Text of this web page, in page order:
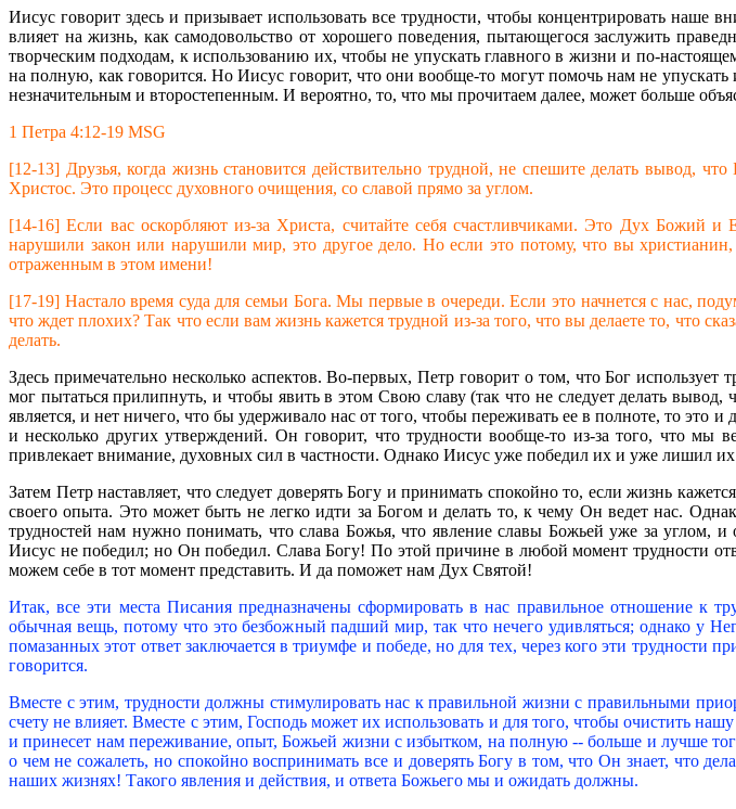
Иисус говорит здесь и призывает использовать все трудности, чтобы концентрировать наше
влияет на жизнь, как самодовольство от хорошего поведения, пытающегося заслужить
творческим подходам, к использованию их, чтобы не упускать главного в жизни и по-
на полную, как говорится. Но Иисус говорит, что они вообще-то могут помочь нам не
незначительным и второстепенным. И вероятно, то, что мы прочитаем далее, может больше
1 Петра 4:12-19 MSG
[12-13] Друзья, когда жизнь становится действительно трудной, не спешите делать вывод,
Христос. Это процесс духовного очищения, со славой прямо за углом.
[14-16] Если вас оскорбляют из-за Христа, считайте себя счастливчиками. Это Дух
нарушили закон или нарушили мир, это другое дело. Но если это потому, что вы
отраженным в этом имени!
[17-19] Настало время суда для семьи Бога. Мы первые в очереди. Если это начнется с нас,
что ждет плохих? Так что если вам жизнь кажется трудной из-за того, что вы делаете то, что
делать.
Здесь примечательно несколько аспектов. Во-первых, Петр говорит о том, что Бог
мог пытаться прилипнуть, и чтобы явить в этом Свою славу (так что не следует делать
является, и нет ничего, что бы удерживало нас от того, чтобы переживать ее в полноте, то
и несколько других утверждений. Он говорит, что трудности вообще-то из-за того, что
привлекает внимание, духовных сил в частности. Однако Иисус уже победил их и уже лишил
Затем Петр наставляет, что следует доверять Богу и принимать спокойно то, если жизнь
своего опыта. Это может быть не легко идти за Богом и делать то, к чему Он ведет нас.
трудностей нам нужно понимать, что слава Божья, что явление славы Божьей уже за углом,
Иисус не победил; но Он победил. Слава Богу! По этой причине в любой момент трудности
можем себе в тот момент представить. И да поможет нам Дух Святой!
Итак, все эти места Писания предназначены сформировать в нас правильное отношение к
обычная вещь, потому что это безбожный падший мир, так что нечего удивляться; однако у
помазанных этот ответ заключается в триумфе и победе, но для тех, через кого эти
говорится.
Вместе с этим, трудности должны стимулировать нас к правильной жизни с правильными
счету не влияет. Вместе с этим, Господь может их использовать и для того, чтобы очистить
и принесет нам переживание, опыт, Божьей жизни с избытком, на полную -- больше и лучше
о чем не сожалеть, но спокойно воспринимать все и доверять Богу в том, что Он знает, что
наших жизнях! Такого явления и действия, и ответа Божьего мы и ожидать должны.